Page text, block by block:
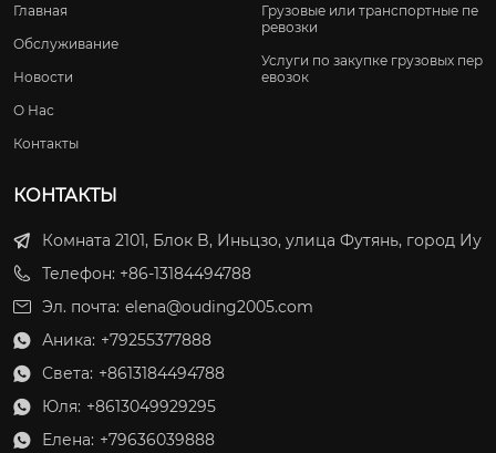
Главная
Обслуживание
Новости
О Нас
Контакты
Грузовые или транспортные пе
ревозки
Услуги по закупке грузовых пер
евозок
КОНТАКТЫ
Комната 2101, Блок B, Иньцзо, улица Футянь, город Иу
Телефон: +86-13184494788
Эл. почта: elena@ouding2005.com
 Аника: +79255377888
 Света: +8613184494788
 Юля: +8613049929295
 Елена: +79636039888